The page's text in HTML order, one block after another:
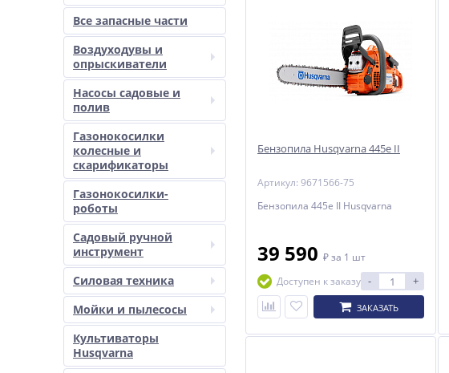
Все запасные части
Воздуходувы и
опрыскиватели
Насосы садовые и
полив
Газонокосилки
колесные и
скарификаторы
Газонокосилки-
роботы
Садовый ручной
инструмент
Силовая техника
Мойки и пылесосы
Культиваторы
Husqvarna
Бензопила Husqvarna 445e II
Артикул: 9671566-75
Бензопила 445e II Husqvarna
39 590 ₽за 1 шт
Доступен к заказу - +
ЗАКАЗАТЬ